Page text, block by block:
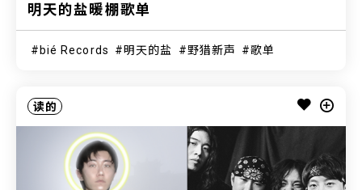
明天的盐暖棚歌单
bié Records 明天的盐 野猎新声 歌单
读的